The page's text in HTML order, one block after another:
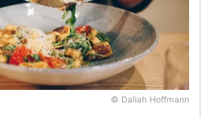
© Daliah Hoffmann